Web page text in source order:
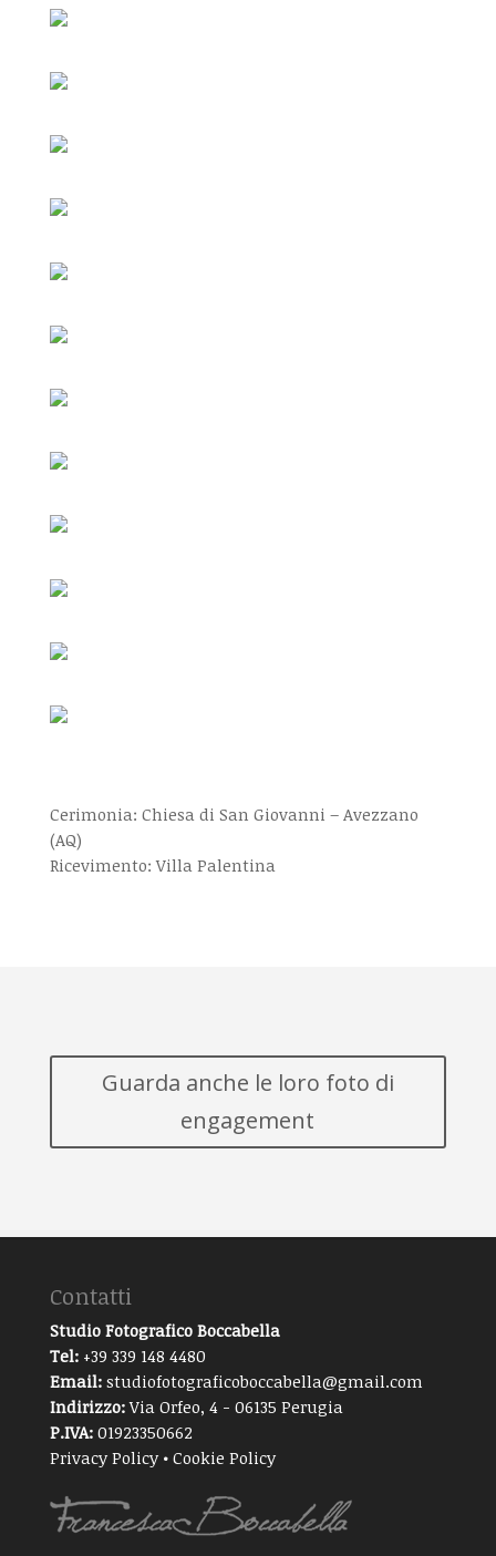
Cerimonia: Chiesa di San Giovanni – Avezzano
(AQ)
Ricevimento: Villa Palentina
Guarda anche le loro foto di
engagement
Contatti
Studio Fotografico Boccabella
Tel:+39 339 148 4480
Email: studiofotograficoboccabella@gmail.com
Indirizzo: Via Orfeo, 4 - 06135 Perugia
P.IVA: 01923350662
Privacy Policy• Cookie Policy